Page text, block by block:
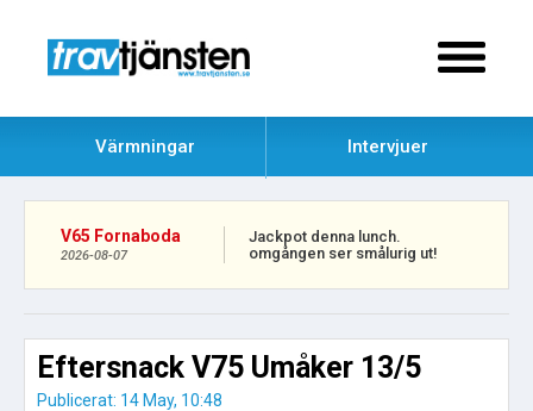
Värmningar Intervjuer
V65 Fornaboda
2026-08-07
Jackpot denna lunch.
omgången ser smålurig ut!
Eftersnack V75 Umåker 13/5
Publicerat: 14 May, 10:48